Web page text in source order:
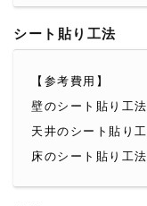
シート貼り工法
【参考費用】
壁のシート貼り工
天井のシート貼り
床のシート貼り工